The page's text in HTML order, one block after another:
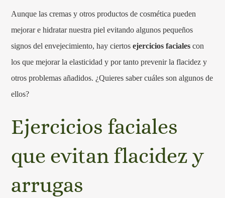
Aunque las cremas y otros productos de cosmética pueden
mejorar e hidratar nuestra piel evitando algunos pequeños
signos del envejecimiento, hay ciertosejercicios faciales con
los que mejorar la elasticidad y por tanto prevenir la flacidez y
otros problemas añadidos. ¿Quieres saber cuáles son algunos de
ellos?
Ejercicios faciales
que evitan flacidez y
arrugas